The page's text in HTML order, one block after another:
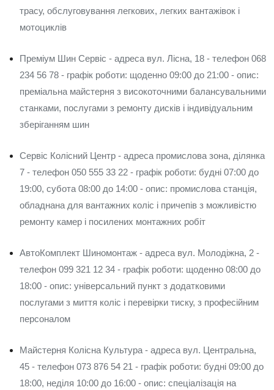
трасу, обслуговування легкових, легких вантажівок і
мотоциклів
Преміум Шин Сервіс - адреса вул. Лісна, 18 - телефон 068
234 56 78 - графік роботи: щоденно 09:00 до 21:00 - опис:
преміальна майстерня з високоточними балансувальними
станками, послугами з ремонту дисків і індивідуальним
зберіганням шин
Сервіс Колісний Центр - адреса промислова зона, ділянка
7 - телефон 050 555 33 22 - графік роботи: будні 07:00 до
19:00, субота 08:00 до 14:00 - опис: промислова станція,
обладнана для вантажних коліс і причепів з можливістю
ремонту камер і посилених монтажних робіт
АвтоКомплект Шиномонтаж - адреса вул. Молодіжна, 2 -
телефон 099 321 12 34 - графік роботи: щоденно 08:00 до
18:00 - опис: універсальний пункт з додатковими
послугами з миття коліс і перевірки тиску, з професійним
персоналом
Майстерня Колісна Культура - адреса вул. Центральна,
45 - телефон 073 876 54 21 - графік роботи: будні 09:00 до
18:00, неділя 10:00 до 16:00 - опис: спеціалізація на